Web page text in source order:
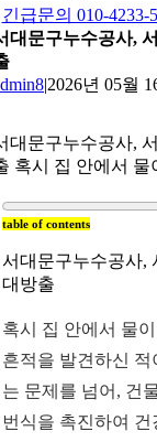
긴급문의 010-4233-
대문구누수공사,
|2026년 05월
대문구누수공사,
혹시 집 안에서 물
table of contents
서대문구누수공사,
대방출
혹시 집 안에서 물
흔적을 발견하신 적
는 문제를 넘어, 건
번식을 촉진하여